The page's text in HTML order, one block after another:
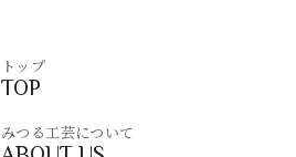
トップ
TOP
みつる工芸について